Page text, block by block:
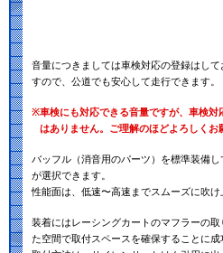
音量につきましては車検対応の登録はし
すので、公道でも安心して走行できます。
※車検にも対応できる音量ですが、車検
はありません。ご理解のほどよろしくお
バッフル（消音用のパーツ）を標準装備
が選択できます。
性能面は、低速〜高速までスムーズに吹
装着にはレーシングカートのマフラーの
た空間で取付スペースを確保することに